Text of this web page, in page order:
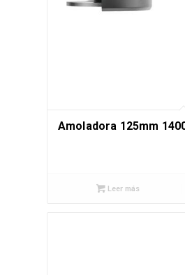
Amoladora 125mm
Leer más